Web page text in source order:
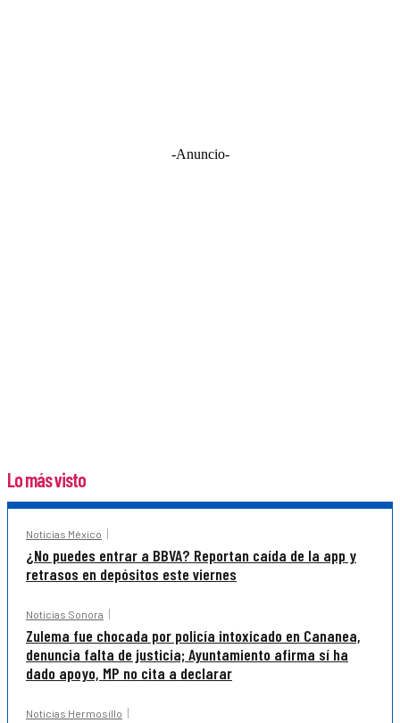
-Anuncio-
Lo más visto
Noticias México
¿No puedes entrar a BBVA? Reportan caída de la app y
retrasos en depósitos este viernes
Noticias Sonora
Zulema fue chocada por policía intoxicado en Cananea,
denuncia falta de justicia; Ayuntamiento afirma sí ha
dado apoyo, MP no cita a declarar
Noticias Hermosillo